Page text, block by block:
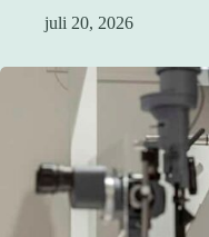
juli 20, 2026